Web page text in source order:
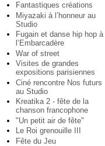
Fantastiques créations
Miyazaki à l’honneur au
Studio
Fugain et danse hip hop à
l’Embarcadère
War of street
Visites de grandes
expositions parisiennes
Ciné rencontre Nos futurs
au Studio
Kreatika 2 - fête de la
chanson francophone
"Un petit air de fête"
Le Roi grenouille III
Fête du Jeu